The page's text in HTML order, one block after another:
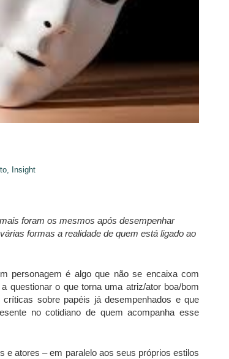
Insight
foram os mesmos após desempenhar
formas a realidade de quem está ligado ao
personagem é algo que não se encaixa com
questionar o que torna uma atriz/ator boa/bom
sobre papéis já desempenhados e que
no cotidiano de quem acompanha esse
atores – em paralelo aos seus próprios estilos